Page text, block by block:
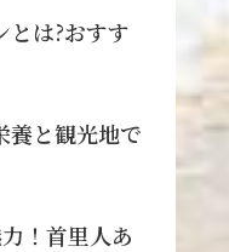
とは?おすす
養と観光地で
！首里人あ